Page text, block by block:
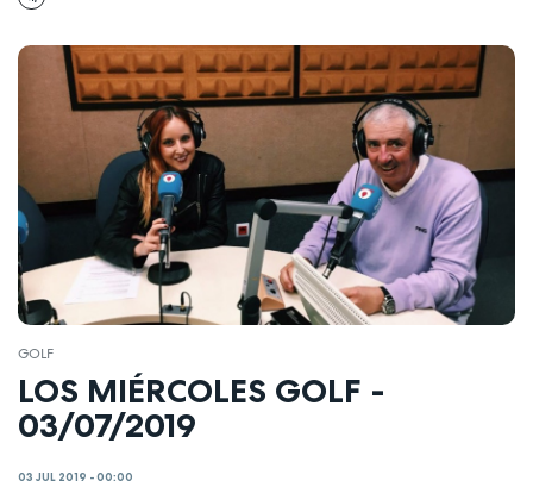
GOLF
LOS MIÉRCOLES GOLF -
03/07/2019
03 JUL 2019 - 00:00